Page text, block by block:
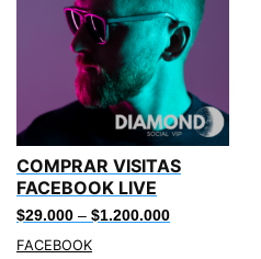
COMPRAR VISITAS
FACEBOOK LIVE
$29.000 – $1.200.000
FACEBOOK